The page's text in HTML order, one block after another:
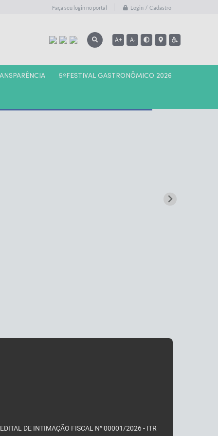
Faça seu login no portal Login / Cadastro
A+ A-
5ºFESTIVAL GASTRONÔMICO 2026
EDITAL DE INTIMAÇÃO FISCAL N° 00001/2026 - ITR